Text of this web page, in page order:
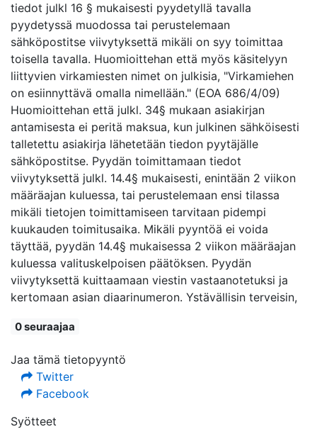
tiedot julkl 16 § mukaisesti pyydetyllä tavalla
pyydetyssä muodossa tai perustelemaan
sähköpostitse viivytyksettä mikäli on syy toimittaa
toisella tavalla. Huomioittehan että myös käsitelyyn
liittyvien virkamiesten nimet on julkisia, "Virkamiehen
on esiinnyttävä omalla nimellään." (EOA 686/4/09)
Huomioittehan että julkl. 34§ mukaan asiakirjan
antamisesta ei peritä maksua, kun julkinen sähköisesti
talletettu asiakirja lähetetään tiedon pyytäjälle
sähköpostitse. Pyydän toimittamaan tiedot
viivytyksettä julkl. 14.4§ mukaisesti, enintään 2 viikon
määräajan kuluessa, tai perustelemaan ensi tilassa
mikäli tietojen toimittamiseen tarvitaan pidempi
kuukauden toimitusaika. Mikäli pyyntöä ei voida
täyttää, pyydän 14.4§ mukaisessa 2 viikon määräajan
kuluessa valituskelpoisen päätöksen. Pyydän
viivytyksettä kuittaamaan viestin vastaanotetuksi ja
kertomaan asian diaarinumeron. Ystävällisin terveisin,
0 seuraajaa
Jaa tämä tietopyyntö
Twitter
Facebook
Syötteet